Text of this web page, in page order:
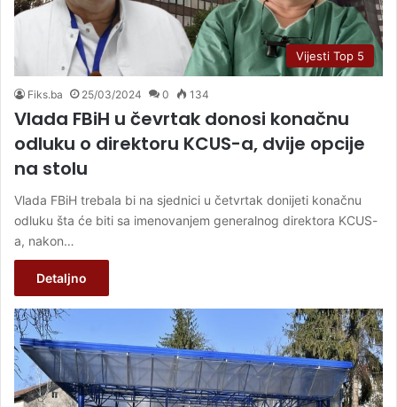
Vijesti Top 5
Fiks.ba 25/03/2024 0 134
Vlada FBiH u čevrtak donosi konačnu
odluku o direktoru KCUS-a, dvije opcije
na stolu
Vlada FBiH trebala bi na sjednici u četvrtak donijeti konačnu
odluku šta će biti sa imenovanjem generalnog direktora KCUS-
a, nakon…
Detaljno